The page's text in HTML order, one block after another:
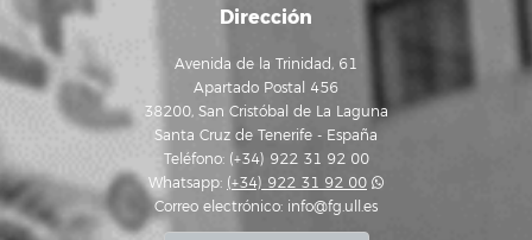
Dirección
Avenida de la Trinidad, 61
Apartado Postal 456
38200, San Cristóbal de La Laguna
Santa Cruz de Tenerife - España
Teléfono: (+34) 922 31 92 00
Whatsapp: (+34) 922 31 92 00
Correo electrónico: info@fg.ull.es